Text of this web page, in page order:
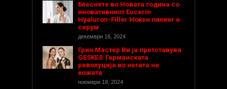
Блеснете во Новата година со
иновативниот Eucerin
Hyaluron-Filler Ноќен пилинг и
серум
декември 16, 2024
Грин Мастер Ви ја претставува
GESKE® Германската
револуција во негата на
кожата
ноември 18, 2024